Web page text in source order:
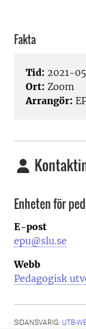
Fakta
Tid: 2021-
Ort: Zoom
Arrangör:
Enheten för
E-post
epu@slu.se
Webb
Pedagogisk
SIDANSVARIG: UTB-